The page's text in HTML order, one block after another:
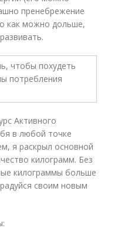
пренебрежение
как можно дольше,
Активного
в любой точке
я раскрыл основной
килограмм. Без
килограммы больше
своим новым